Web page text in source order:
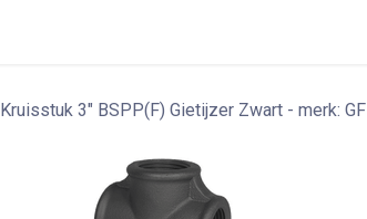
Kruisstuk 3" BSPP(F) Gietijzer Zwart - merk: GF